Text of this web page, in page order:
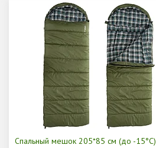
Спальный мешок 205*85 см (до -15°С)